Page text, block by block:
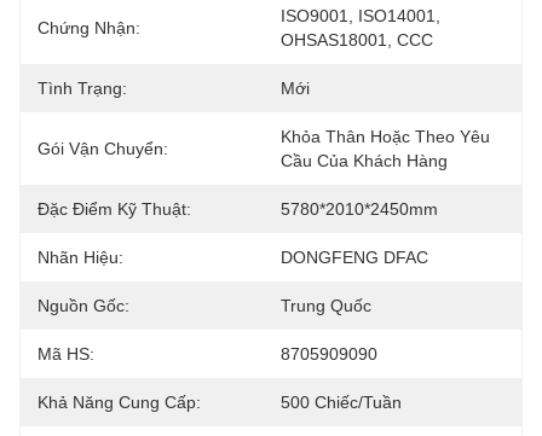
Chứng Nhận:
ISO9001, ISO14001,
OHSAS18001, CCC
Tình Trạng: Mới
Gói Vận Chuyển:
Khỏa Thân Hoặc Theo Yêu
Cầu Của Khách Hàng
Đặc Điểm Kỹ Thuật: 5780*2010*2450mm
Nhãn Hiệu: DONGFENG DFAC
Nguồn Gốc: Trung Quốc
Mã HS: 8705909090
Khả Năng Cung Cấp: 500 Chiếc/tuần